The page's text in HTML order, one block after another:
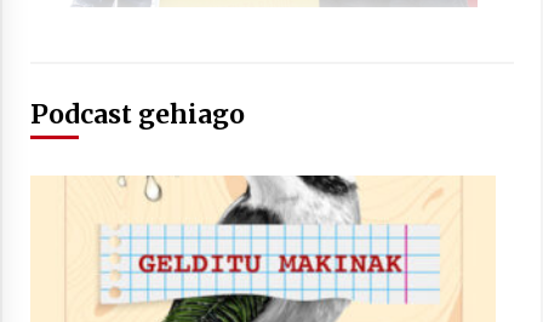
Podcast gehiago